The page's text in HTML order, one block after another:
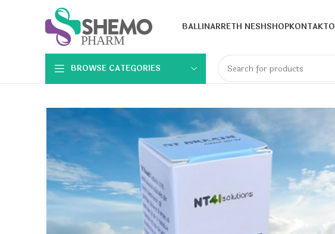
BALLINARRETH NESHSHOPKONTAKTO
BROWSE CATEGORIES